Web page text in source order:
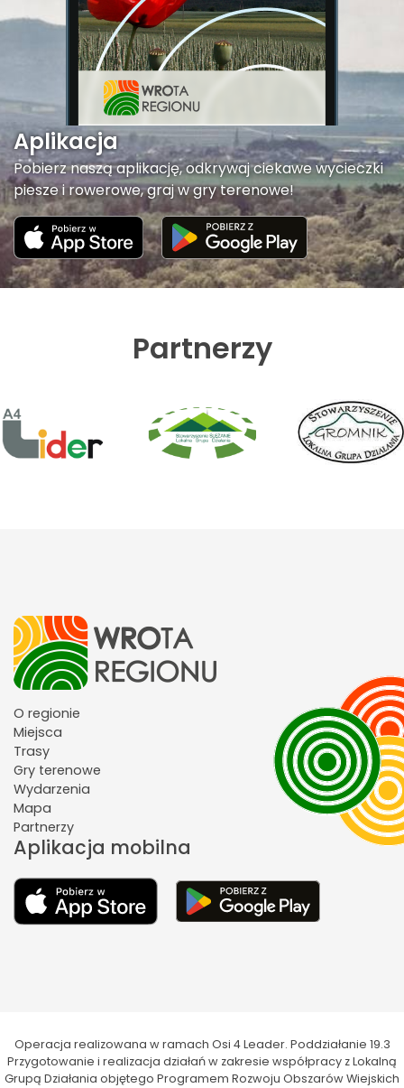
Aplikacja
Pobierz naszą aplikację, odkrywaj ciekawe wycieczki
piesze i rowerowe, graj w gry terenowe!
Partnerzy
O regionie
Miejsca
Trasy
Gry terenowe
Wydarzenia
Mapa
Partnerzy
Aplikacja mobilna
Operacja realizowana w ramach Osi 4 Leader. Poddziałanie 19.3
Przygotowanie i realizacja działań w zakresie współpracy z Lokalną
Grupą Działania objętego Programem Rozwoju Obszarów Wiejskich